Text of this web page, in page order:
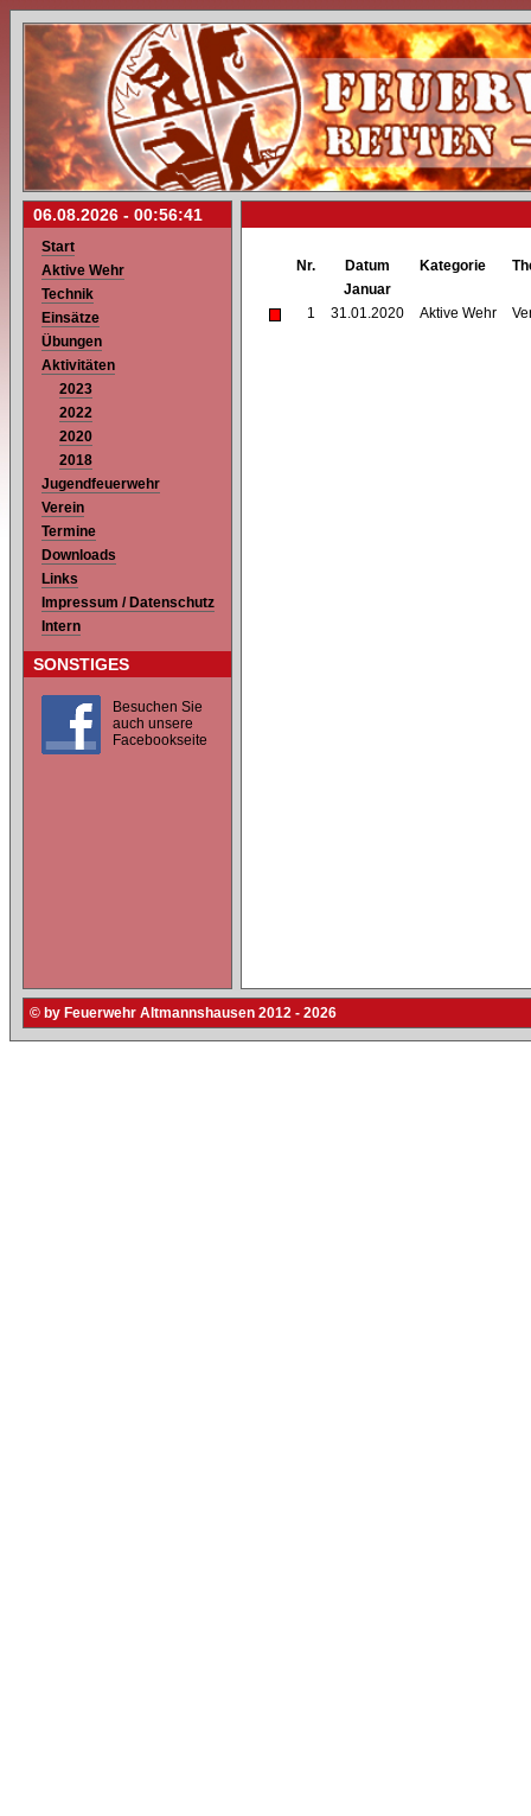
06.08.2026 - 00:56:41
Start
Aktive Wehr
Technik
Einsätze
Übungen
Aktivitäten
2023
2022
2020
2018
Jugendfeuerwehr
Verein
Termine
Downloads
Links
Impressum / Datenschutz
Intern
SONSTIGES
Besuchen Sie
auch unsere
Facebookseite
Nr. Datum Kategorie
Januar
1
31.01.2020 Aktive Wehr
© by Feuerwehr Altmannshausen 2012 - 2026